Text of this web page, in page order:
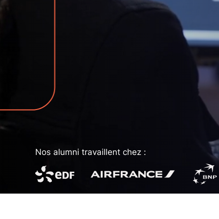
Nos alumni travaillent chez :